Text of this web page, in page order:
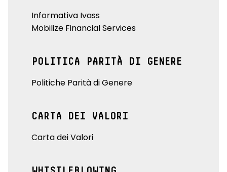
Informativa Ivass
Mobilize Financial Services
POLITICA PARITÀ DI GENERE
Politiche Parità di Genere
CARTA DEI VALORI
Carta dei Valori